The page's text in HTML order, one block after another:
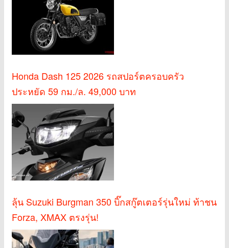
Honda Dash 125 2026 รถสปอร์ตครอบครัว
ประหยัด 59 กม./ล. 49,000 บาท
ลุ้น Suzuki Burgman 350 บิ๊กสกู๊ตเตอร์รุ่นใหม่ ท้าชน
Forza, XMAX ตรงรุ่น!